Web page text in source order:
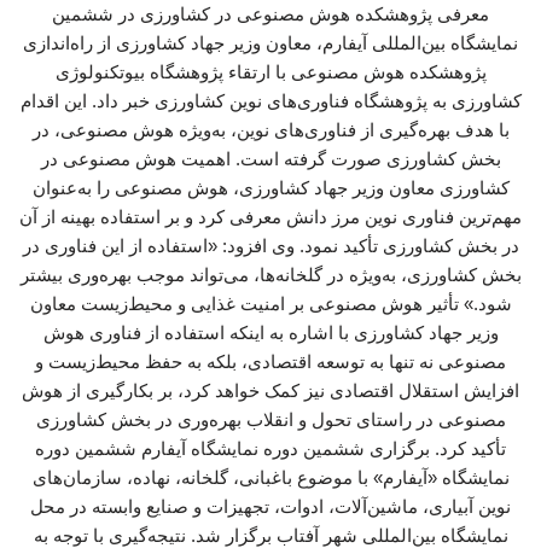
معرفی پژوهشکده هوش مصنوعی در کشاورزی در ششمین
نمایشگاه بین‌المللی آیفارم، معاون وزیر جهاد کشاورزی از راه‌اندازی
پژوهشکده هوش مصنوعی با ارتقاء پژوهشگاه بیوتکنولوژی
کشاورزی به پژوهشگاه فناوری‌های نوین کشاورزی خبر داد. این اقدام
با هدف بهره‌گیری از فناوری‌های نوین، به‌ویژه هوش مصنوعی، در
بخش کشاورزی صورت گرفته است. اهمیت هوش مصنوعی در
کشاورزی معاون وزیر جهاد کشاورزی، هوش مصنوعی را به‌عنوان
مهم‌ترین فناوری نوین مرز دانش معرفی کرد و بر استفاده بهینه از آن
در بخش کشاورزی تأکید نمود. وی افزود: «استفاده از این فناوری در
بخش کشاورزی، به‌ویژه در گلخانه‌ها، می‌تواند موجب بهره‌وری بیشتر
شود.» تأثیر هوش مصنوعی بر امنیت غذایی و محیط‌زیست معاون
وزیر جهاد کشاورزی با اشاره به اینکه استفاده از فناوری هوش
مصنوعی نه تنها به توسعه اقتصادی، بلکه به حفظ محیط‌زیست و
افزایش استقلال اقتصادی نیز کمک خواهد کرد، بر بکارگیری از هوش
مصنوعی در راستای تحول و انقلاب بهره‌وری در بخش کشاورزی
تأکید کرد. برگزاری ششمین دوره نمایشگاه آیفارم ششمین دوره
نمایشگاه «آیفارم» با موضوع باغبانی، گلخانه، نهاده، سازمان‌های
نوین آبیاری، ماشین‌آلات، ادوات، تجهیزات و صنایع وابسته در محل
نمایشگاه بین‌المللی شهر آفتاب برگزار شد. نتیجه‌گیری با توجه به